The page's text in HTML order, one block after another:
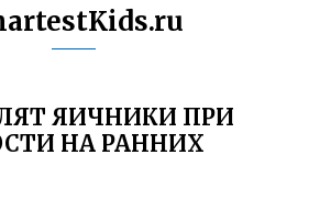
ЯИЧНИКИ ПРИ
НА РАННИХ